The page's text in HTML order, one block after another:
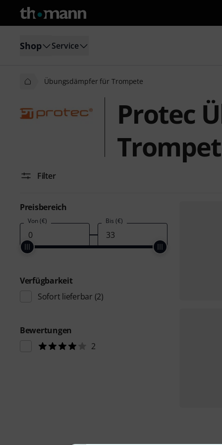
Shop Service
Übungsdämpfer für Trompete
Protec
Filter
Preisbereich
Von (€) Bis (€)
Verfügbarkeit
Sofort lieferbar (2)
Bewertungen
2